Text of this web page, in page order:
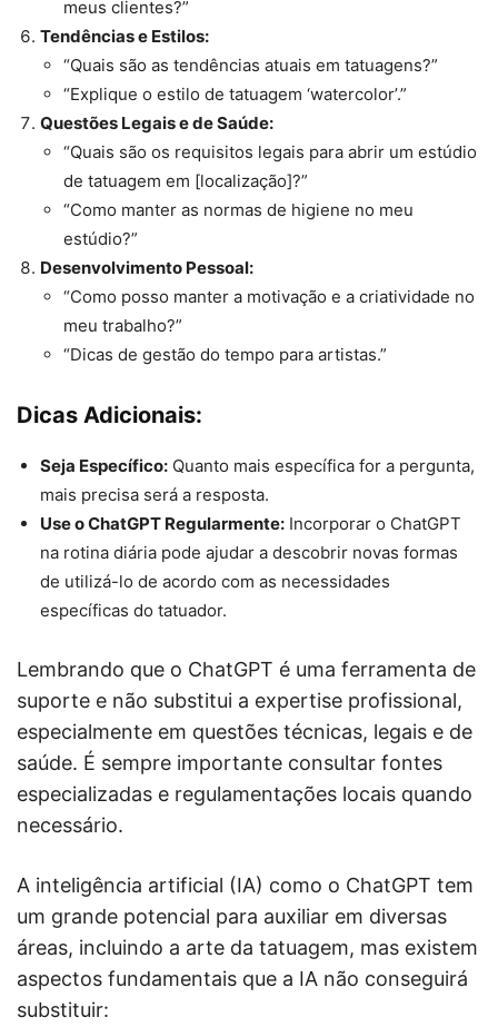
meus clientes?”
Tendências e Estilos:
“Quais são as tendências atuais em tatuagens?”
“Explique o estilo de tatuagem ‘watercolor’.”
Questões Legais e de Saúde:
“Quais são os requisitos legais para abrir um estúdio
de tatuagem em [localização]?”
“Como manter as normas de higiene no meu
estúdio?”
Desenvolvimento Pessoal:
“Como posso manter a motivação e a criatividade no
meu trabalho?”
“Dicas de gestão do tempo para artistas.”
Dicas Adicionais:
Seja Específico: Quanto mais específica for a pergunta,
mais precisa será a resposta.
Use o ChatGPT Regularmente: Incorporar o ChatGPT
na rotina diária pode ajudar a descobrir novas formas
de utilizá-lo de acordo com as necessidades
específicas do tatuador.
Lembrando que o ChatGPT é uma ferramenta de
suporte e não substitui a expertise profissional,
especialmente em questões técnicas, legais e de
saúde. É sempre importante consultar fontes
especializadas e regulamentações locais quando
necessário.
A inteligência artificial (IA) como o ChatGPT tem
um grande potencial para auxiliar em diversas
áreas, incluindo a arte da tatuagem, mas existem
aspectos fundamentais que a IA não conseguirá
substituir: